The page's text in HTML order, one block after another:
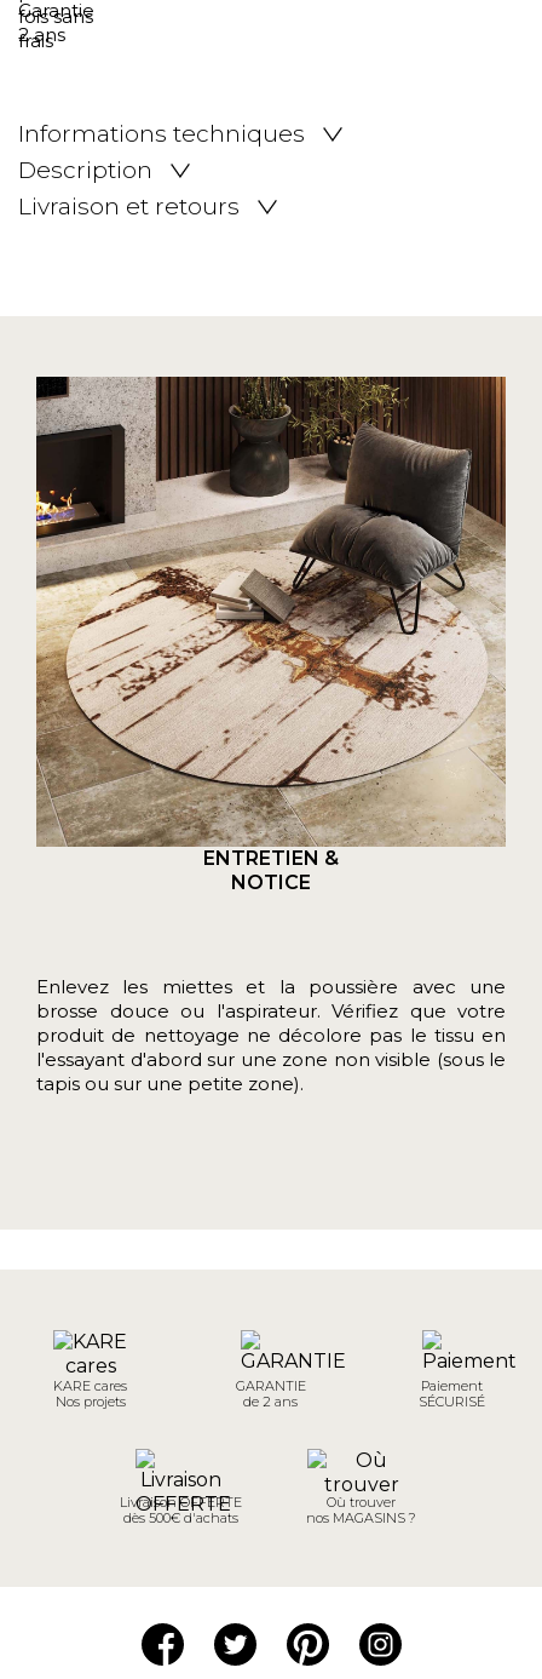
Informations techniques
Description
Livraison et retours
ENTRETIEN &
NOTICE
Enlevez les miettes et la poussière avec une
brosse douce ou l'aspirateur. Vérifiez que votre
produit de nettoyage ne décolore pas le tissu en
l'essayant d'abord sur une zone non visible (sous le
tapis ou sur une petite zone).
KARE cares
Nos projets
GARANTIE
de 2 ans
Paiement
SÉCURISÉ
Livraison OFFERTE
dès 500€ d'achats
Où trouver
nos MAGASINS ?